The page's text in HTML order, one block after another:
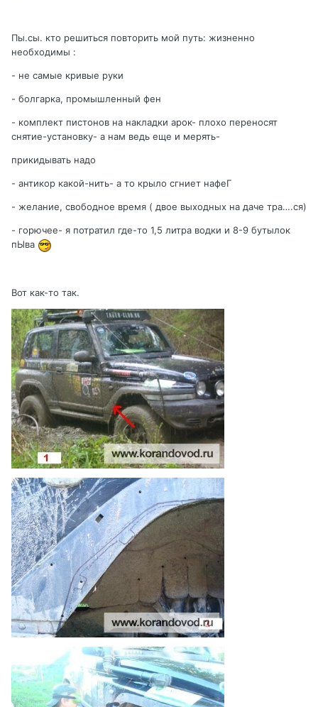
Пы.сы. кто решиться повторить мой путь: жизненно
необходимы :
- не самые кривые руки
- болгарка, промышленный фен
- комплект пистонов на накладки арок- плохо переносят
снятие-установку- а нам ведь еще и мерять-
прикидывать надо
- антикор какой-нить- а то крыло сгниет нафеГ
- желание, свободное время ( двое выходных на даче тра….ся)
- горючее- я потратил где-то 1,5 литра водки и 8-9 бутылок
пЫва
Вот как-то так.